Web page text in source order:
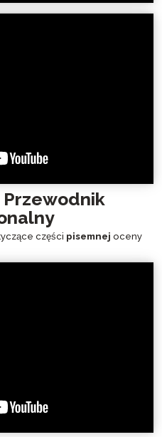
Przewodnik
części pisemnej oceny